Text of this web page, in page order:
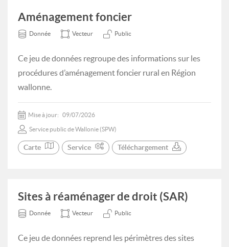
Aménagement foncier
Donnée Vecteur Public
Ce jeu de données regroupe des informations sur les
procédures d’aménagement foncier rural en Région
wallonne.
Mise à jour: 09/07/2026
Service public de Wallonie (SPW)
Carte Service Téléchargement
Sites à réaménager de droit (SAR)
Donnée Vecteur Public
Ce jeu de données reprend les périmètres des sites